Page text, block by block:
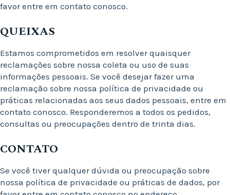
favor entre em contato conosco.
QUEIXAS
Estamos comprometidos em resolver quaisquer
reclamações sobre nossa coleta ou uso de suas
informações pessoais. Se você desejar fazer uma
reclamação sobre nossa política de privacidade ou
práticas relacionadas aos seus dados pessoais, entre em
contato conosco. Responderemos a todos os pedidos,
consultas ou preocupações dentro de trinta dias.
CONTATO
Se você tiver qualquer dúvida ou preocupação sobre
nossa política de privacidade ou práticas de dados, por